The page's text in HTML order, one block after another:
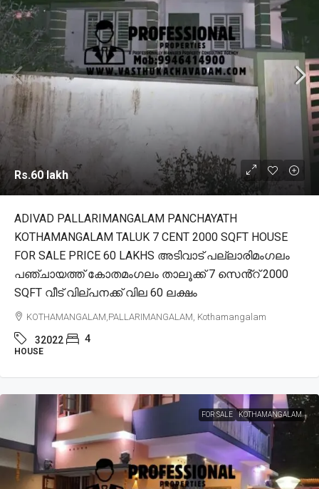
Rs.60 lakh
ADIVAD PALLARIMANGALAM PANCHAYATH
KOTHAMANGALAM TALUK 7 CENT 2000 SQFT HOUSE
FOR SALE PRICE 60 LAKHS അടിവാട് പല്ലാരിമംഗലം
പഞ്ചായത്ത് കോതമംഗലം താലൂക്ക് 7 സെൻ്റ് 2000
SQFT വീട് വില്പനക്ക് വില 60 ലക്ഷം
KOTHAMANGALAM,PALLARIMANGALAM, Kothamangalam
32022 4
HOUSE
FOR SALE KOTHAMANGALAM